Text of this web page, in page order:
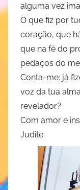
alguma vez
O que fiz por
coração, que
que na fé do
pedaços do
Conta-me: já
voz da tua
revelador?
Com amor e
Judite